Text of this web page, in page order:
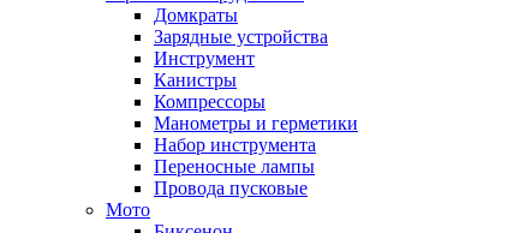
Домкраты
Зарядные устройства
Инструмент
Канистры
Компрессоры
Манометры и герметики
Набор инструмента
Переносные лампы
Провода пусковые
Мото